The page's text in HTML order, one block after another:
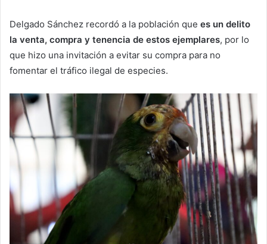
Delgado Sánchez recordó a la población que es un delito
la venta, compra y tenencia de estos ejemplares, por lo
que hizo una invitación a evitar su compra para no
fomentar el tráfico ilegal de especies.